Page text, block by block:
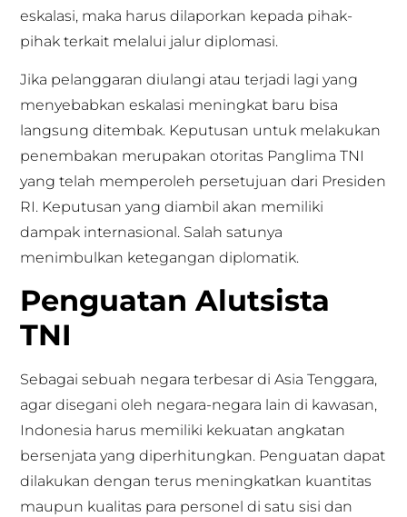
eskalasi, maka harus dilaporkan kepada pihak-
pihak terkait melalui jalur diplomasi.
Jika pelanggaran diulangi atau terjadi lagi yang
menyebabkan eskalasi meningkat baru bisa
langsung ditembak. Keputusan untuk melakukan
penembakan merupakan otoritas Panglima TNI
yang telah memperoleh persetujuan dari Presiden
RI. Keputusan yang diambil akan memiliki
dampak internasional. Salah satunya
menimbulkan ketegangan diplomatik.
Penguatan Alutsista
TNI
Sebagai sebuah negara terbesar di Asia Tenggara,
agar disegani oleh negara-negara lain di kawasan,
Indonesia harus memiliki kekuatan angkatan
bersenjata yang diperhitungkan. Penguatan dapat
dilakukan dengan terus meningkatkan kuantitas
maupun kualitas para personel di satu sisi dan